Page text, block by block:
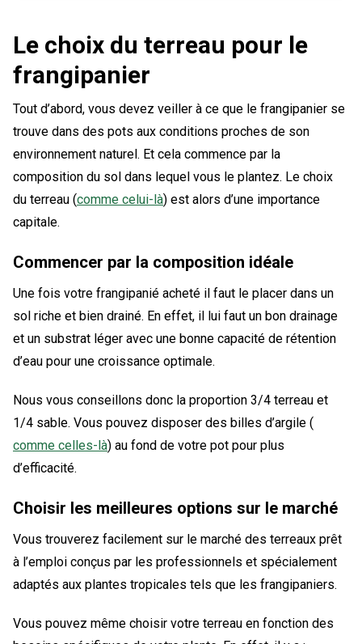
Le choix du terreau pour le
frangipanier
Tout d’abord, vous devez veiller à ce que le frangipanier se
trouve dans des pots aux conditions proches de son
environnement naturel. Et cela commence par la
composition du sol dans lequel vous le plantez. Le choix
du terreau (comme celui-là) est alors d’une importance
capitale.
Commencer par la composition idéale
Une fois votre frangipanié acheté il faut le placer dans un
sol riche et bien drainé. En effet, il lui faut un bon drainage
et un substrat léger avec une bonne capacité de rétention
d’eau pour une croissance optimale.
Nous vous conseillons donc la proportion 3/4 terreau et
1/4 sable. Vous pouvez disposer des billes d’argile (
comme celles-là) au fond de votre pot pour plus
d’efficacité.
Choisir les meilleures options sur le marché
Vous trouverez facilement sur le marché des terreaux prêt
à l’emploi conçus par les professionnels et spécialement
adaptés aux plantes tropicales tels que les frangipaniers.
Vous pouvez même choisir votre terreau en fonction des